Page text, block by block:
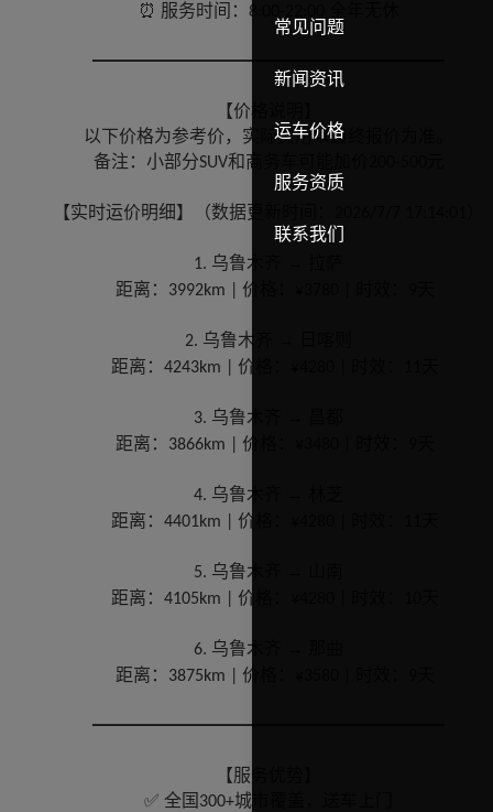
常见问题
新闻资讯
运车价格
服务资质
联系我们
⏰ 服务时间： 8:00-22:00
━━━━━━━━━━━━━━━━━━━━
【价格说明】
以下价格为参考价，实际费用以最终报价为准。
备注：小部分SUV和商务车可能加价
【实时运价明细】（数据更新时间：
1. 乌鲁木齐 → 拉萨
距离： 3992km | 价格：
2. 乌鲁木齐 → 日喀则
距离： 4243km | 价格：
3. 乌鲁木齐 → 昌都
距离： 3866km | 价格：
4. 乌鲁木齐 → 林芝
距离： 4401km | 价格：
5. 乌鲁木齐 → 山南
距离： 4105km | 价格：
6. 乌鲁木齐 → 那曲
距离： 3875km | 价格：
━━━━━━━━━━━━━━━━━━━━
【服务优势】
✅ 全国 300+城市覆盖，送车上门